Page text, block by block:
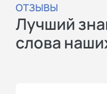
ОТЗЫВЫ
Лучший
слова